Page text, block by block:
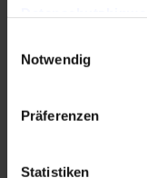
Notwendig
Präferenzen
Statistiken
und
Erläuterung der